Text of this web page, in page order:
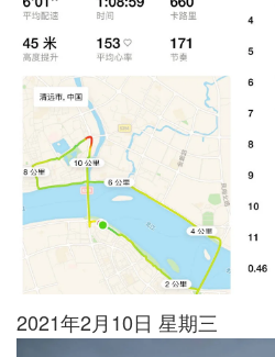
2021年2月10日 星期三